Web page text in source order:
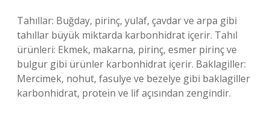
Tahıllar: Buğday, pirinç, yulaf, çavdar ve arpa gibi
tahıllar büyük miktarda karbonhidrat içerir. Tahıl
ürünleri: Ekmek, makarna, pirinç, esmer pirinç ve
bulgur gibi ürünler karbonhidrat içerir. Baklagiller:
Mercimek, nohut, fasulye ve bezelye gibi baklagiller
karbonhidrat, protein ve lif açısından zengindir.